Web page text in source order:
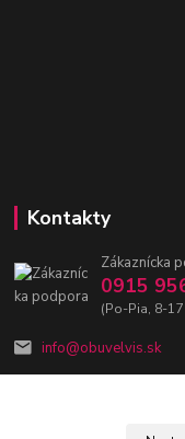
Kontakty
Zákaznícka
0915
(Po-Pia, 8-
info@obuvelvis.sk